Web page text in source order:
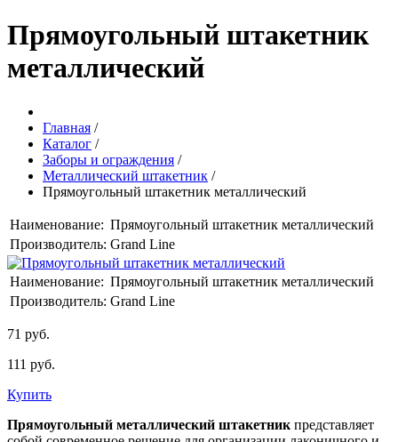
Прямоугольный штакетник
металлический
Главная /
Каталог /
Заборы и ограждения /
Металлический штакетник /
Прямоугольный штакетник металлический
Наименование: Прямоугольный штакетник металлический
Производитель: Grand Line
Наименование: Прямоугольный штакетник металлический
Производитель: Grand Line
71 руб.
111 руб.
Купить
Прямоугольный металлический штакетник представляет